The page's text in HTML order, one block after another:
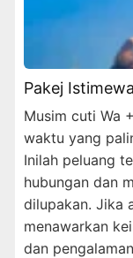
Pakej
Musim cuti Wa
waktu yang
Inilah peluang
hubungan dan
dilupakan. Jika
menawarkan
dan